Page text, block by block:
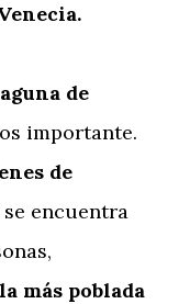
de
importante.
de
encuentra
más poblada